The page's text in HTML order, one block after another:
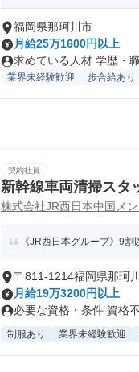
福岡県那珂川市
月給25万1600円以上
求めている人材 学歴・
業界未経験歓迎 歩合給あり
契約社員
新幹線車両清掃スタ
株式会社JR西日本中国メ
《JR西日本グループ》9
〒811-1214福岡県那珂
月給19万3200円以上
必要な資格・条件 資格
制服あり 業界未経験歓迎